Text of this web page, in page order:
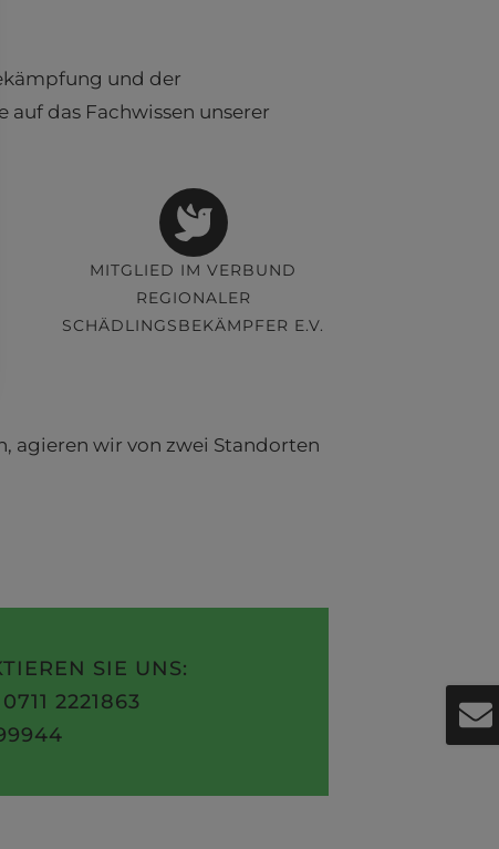
und der
das Fachwissen unserer
MITGLIED IM VERBUND
REGIONALER
SCHÄDLINGSBEKÄMPFER E.V.
agieren wir von zwei Standorten
SIE UNS:
0711 2221863